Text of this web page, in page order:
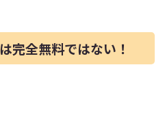
完全無料ではない！